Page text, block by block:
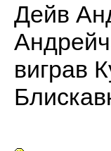
Дейв
виграв